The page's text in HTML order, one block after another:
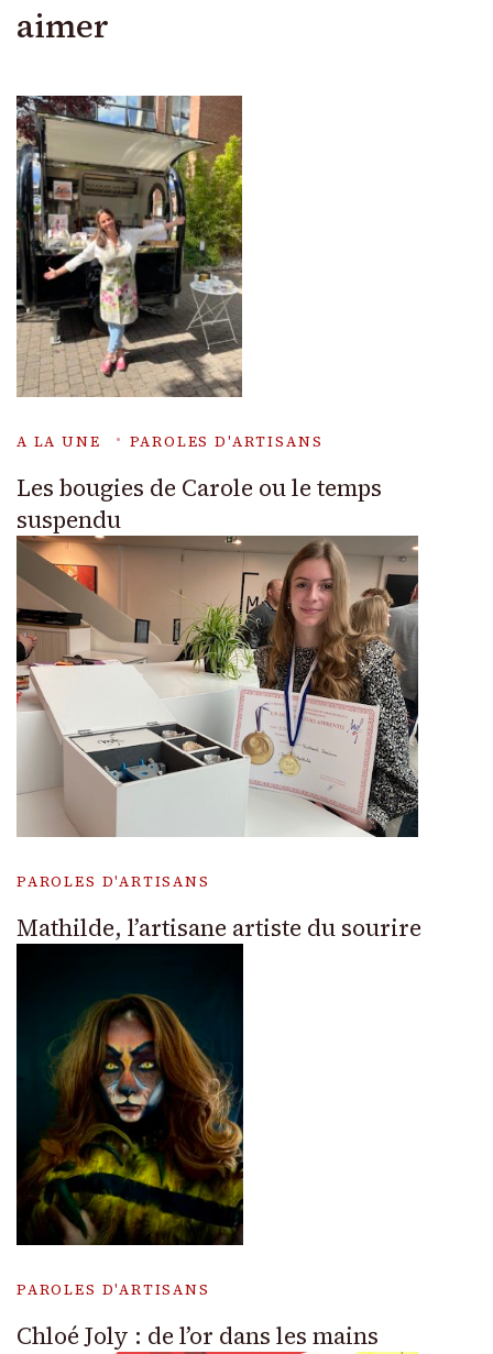
aimer
A LA UNE PAROLES D'ARTISANS
Les bougies de Carole ou le temps
suspendu
PAROLES D'ARTISANS
Mathilde, l’artisane artiste du sourire
PAROLES D'ARTISANS
Chloé Joly : de l’or dans les mains